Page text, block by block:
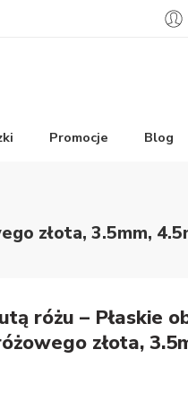
Promocje Blog
złota, 3.5mm,
różu – Płaskie
złota,